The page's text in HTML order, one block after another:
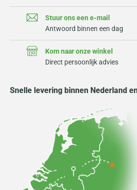
Stuur ons een e-mail
Antwoord binnen een dag
Kom naar onze winkel
Direct persoonlijk advies
Snelle levering binnen Nederland